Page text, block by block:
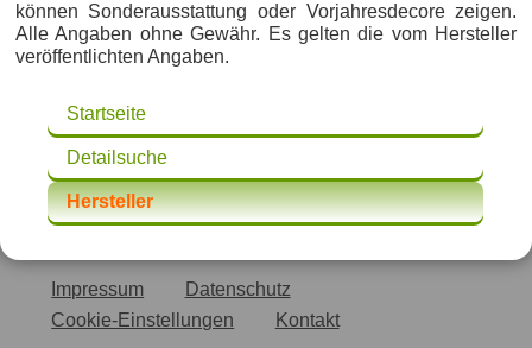
können Sonderausstattung oder Vorjahresdecore zeigen.
Alle Angaben ohne Gewähr. Es gelten die vom Hersteller
veröffentlichten Angaben.
Startseite
Detailsuche
Hersteller
Impressum
Datenschutz
Cookie-Einstellungen
Kontakt